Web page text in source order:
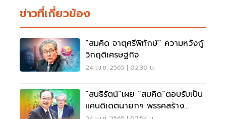
ข่าวที่เกี่ยวข้อง
“สมคิด จาตุศรีพิทักษ์” ความหวังกู้
วิกฤติเศรษฐกิจ
24 เม.ย. 2565 | 02:30 น.
“สนธิรัตน์”เผย “สมคิด”ตอบรับเป็น
แคนดิเดตนายกฯ พรรคสร้าง